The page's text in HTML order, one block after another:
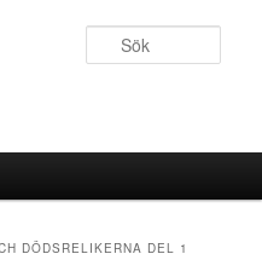
DÖDSRELIKERNA DEL 1